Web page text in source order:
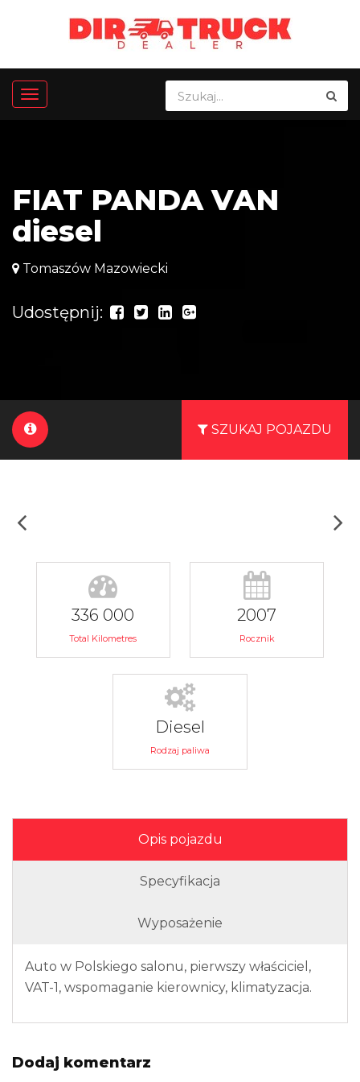
FIAT PANDA VAN
diesel
Tomaszów Mazowiecki
Udostępnij:
SZUKAJ POJAZDU
336 000
Total Kilometres
2007
Rocznik
Diesel
Rodzaj paliwa
Opis pojazdu
Specyfikacja
Wyposażenie
Auto w Polskiego salonu, pierwszy właściciel,
VAT-1, wspomaganie kierownicy, klimatyzacja.
Dodaj komentarz